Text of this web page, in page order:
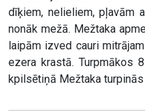
dīķiem, nelieliem, pļavām
nonāk mežā. Mežtaka
laipām izved cauri
ezera krastā. Turpmākos
kpilsētiņā Mežtaka